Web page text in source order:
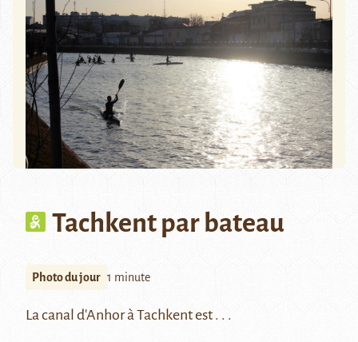
Tachkent par bateau
Photo du jour 1 minute
La canal d'Anhor à Tachkent est . . .